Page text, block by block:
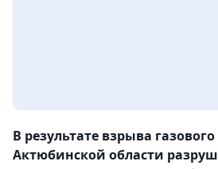
В результате взрыва
Актюбинской области